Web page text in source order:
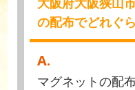
の配布でどれぐ
A.
マグネットの配